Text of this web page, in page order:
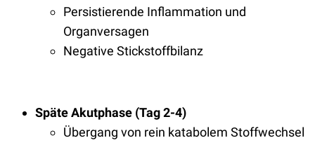
Persistierende Inflammation und
Organversagen
Negative Stickstoffbilanz
Späte Akutphase (Tag 2-4)
Übergang von rein katabolem Stoffwechsel